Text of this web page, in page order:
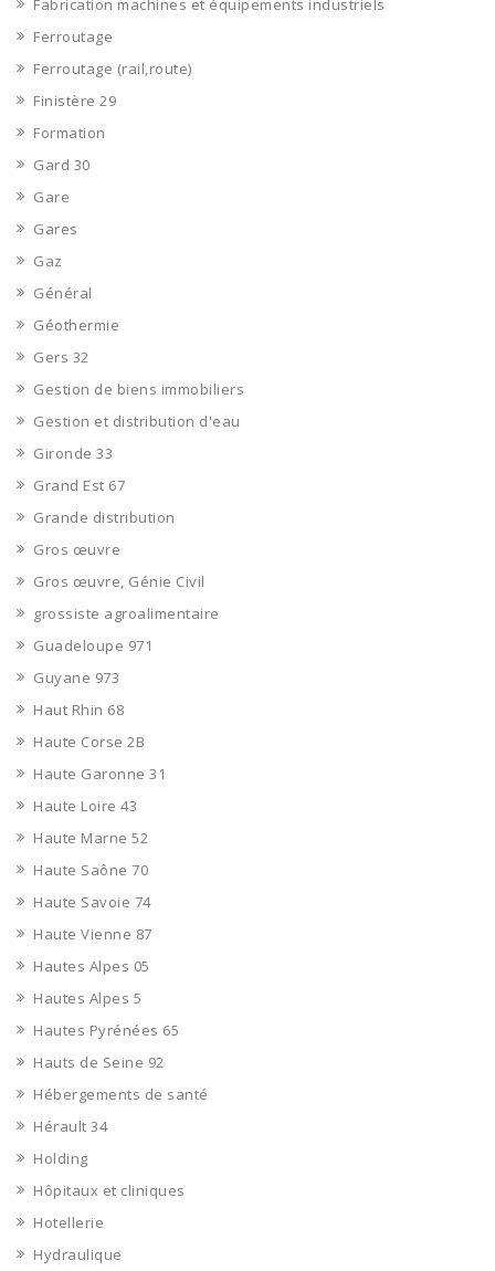
Fabrication machines et équipements industriels
Ferroutage
Ferroutage (rail,route)
Finistère 29
Formation
Gard 30
Gare
Gares
Gaz
Général
Géothermie
Gers 32
Gestion de biens immobiliers
Gestion et distribution d'eau
Gironde 33
Grand Est 67
Grande distribution
Gros œuvre
Gros œuvre, Génie Civil
grossiste agroalimentaire
Guadeloupe 971
Guyane 973
Haut Rhin 68
Haute Corse 2B
Haute Garonne 31
Haute Loire 43
Haute Marne 52
Haute Saône 70
Haute Savoie 74
Haute Vienne 87
Hautes Alpes 05
Hautes Alpes 5
Hautes Pyrénées 65
Hauts de Seine 92
Hébergements de santé
Hérault 34
Holding
Hôpitaux et cliniques
Hotellerie
Hydraulique